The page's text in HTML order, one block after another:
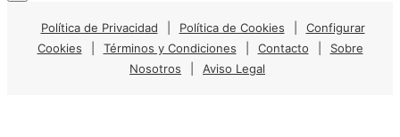
Política de Privacidad Política de Cookies
Configurar
Cookies
Términos y Condiciones Contacto
Sobre
Nosotros
Aviso Legal